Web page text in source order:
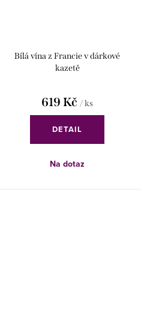
Bílá vína z Francie v dárkové
kazetě
619 Kč / ks
DETAIL
Na dotaz